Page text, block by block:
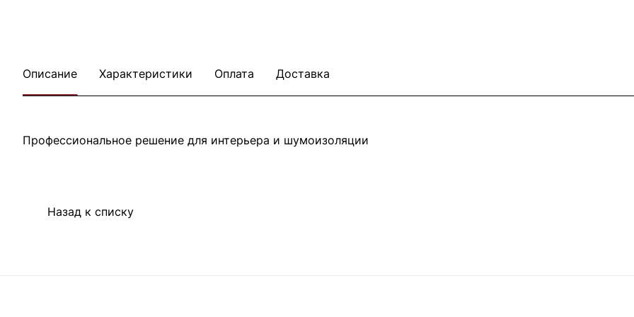
Описание Характеристики Оплата Доставка
Профессиональное решение для интерьера и шумоизоляции
Назад к списку